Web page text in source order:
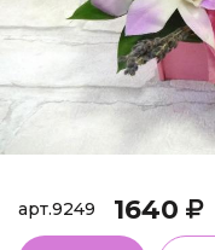
арт.9249 1640